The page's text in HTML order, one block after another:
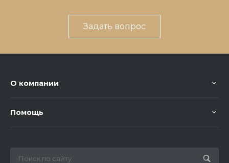
Задать вопрос
О компании
Помощь